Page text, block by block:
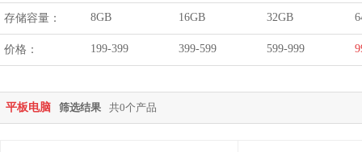
存储容量： 8GB 16GB 32GB
价格： 199-399 399-599 599-999
平板电脑 筛选结果 共0个产品